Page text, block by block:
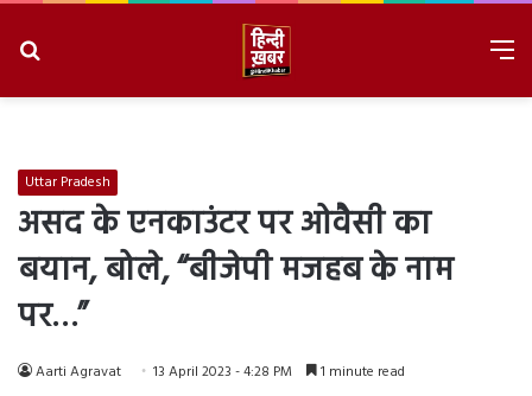
Uttar Pradesh
असद के एनकाउंटर पर ओवैसी का
बयान, बोले, “बीजेपी मजहब के नाम
पर…”
Aarti Agravat 13 April 2023 - 4:28 PM 1 minute read